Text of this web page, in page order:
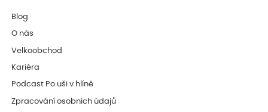
Blog
O nás
Velkoobchod
Kariéra
Podcast Po uši v hlíně
Zpracování osobních údajů